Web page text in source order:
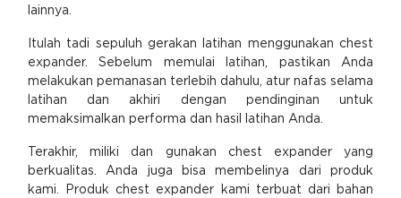
lainnya.
Itulah tadi sepuluh gerakan latihan menggunakan chest
expander. Sebelum memulai latihan, pastikan Anda
melakukan pemanasan terlebih dahulu, atur nafas selama
latihan dan akhiri dengan pendinginan untuk
memaksimalkan performa dan hasil latihan Anda.
Terakhir, miliki dan gunakan chest expander yang
berkualitas. Anda juga bisa membelinya dari produk
kami. Produk chest expander kami terbuat dari bahan